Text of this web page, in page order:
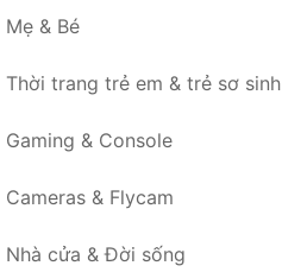
Mẹ & Bé
Thời trang trẻ em & trẻ sơ sinh
Gaming & Console
Cameras & Flycam
Nhà cửa & Đời sống